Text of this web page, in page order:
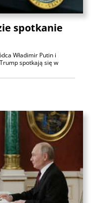
spotkanie
Władimir Putin i
spotkają się w